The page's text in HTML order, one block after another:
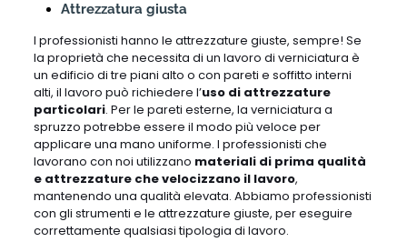
Attrezzatura giusta
I professionisti hanno le attrezzature giuste, sempre! Se
la proprietà che necessita di un lavoro di verniciatura è
un edificio di tre piani alto o con pareti e soffitto interni
alti, il lavoro può richiedere l’uso di attrezzature
particolari. Per le pareti esterne, la verniciatura a
spruzzo potrebbe essere il modo più veloce per
applicare una mano uniforme. I professionisti che
lavorano con noi utilizzano materiali di prima qualità
e attrezzature che velocizzano il lavoro,
mantenendo una qualità elevata. Abbiamo professionisti
con gli strumenti e le attrezzature giuste, per eseguire
correttamente qualsiasi tipologia di lavoro.